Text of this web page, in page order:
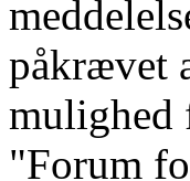
påkrævet
mulighed
"Forum